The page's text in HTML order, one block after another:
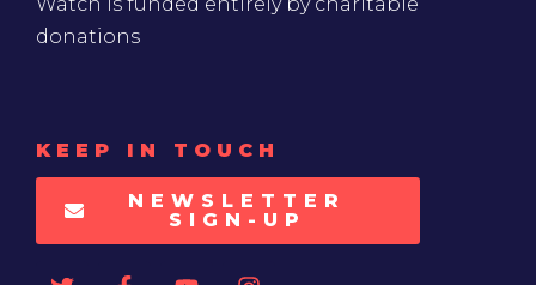
donations
KEEP IN TOUCH
NEWSLETTER
SIGN-UP